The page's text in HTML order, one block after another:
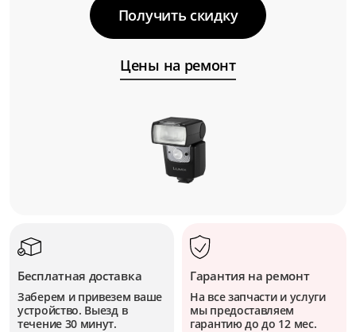
Получить скидку
Цены на ремонт
Бесплатная доставка
Заберем и привезем ваше
устройство. Выезд в
течение 30 минут.
Гарантия на ремонт
На все запчасти и услуги
мы предоставляем
гарантию до до 12 мес.